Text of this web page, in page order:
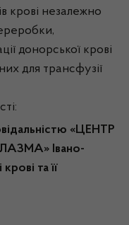
крові незалежно
донорської крові
для трансфузії
«ЦЕНТР
Івано-
та її